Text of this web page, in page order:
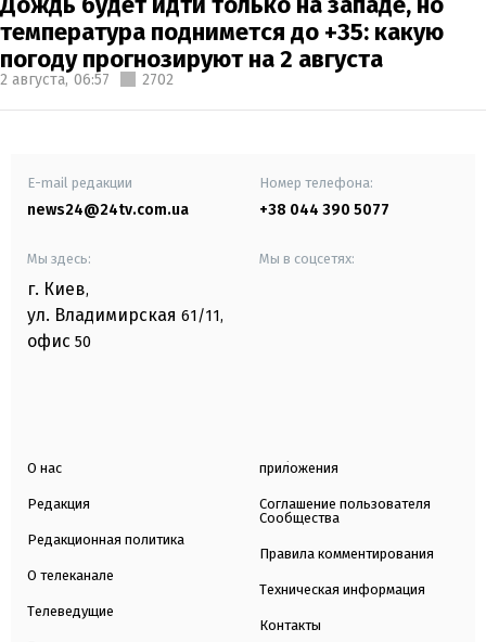
температура поднимется до +35: какую
погоду прогнозируют на 2 августа
2 августа, 06:57 2702
E-mail редакции
news24@24tv.com.ua
Номер телефона:
+38 044 390 5077
Мы здесь:
г. Киев,
ул. Владимирская 61/11,
офис 50
Мы в соцсетях:
О нас
Редакция
Редакционная политика
О телеканале
Телеведущие
приложения
Соглашение пользователя
Сообщества
Правила комментирования
Техническая информация
Контакты